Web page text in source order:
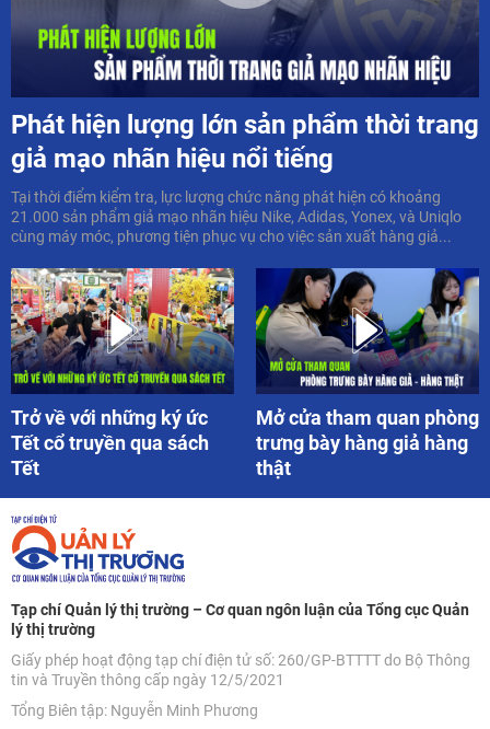
Phát hiện lượng lớn sản phẩm thời trang
giả mạo nhãn hiệu nổi tiếng
Tại thời điểm kiểm tra, lực lượng chức năng phát hiện có khoảng
21.000 sản phẩm giả mạo nhãn hiệu Nike, Adidas, Yonex, và Uniqlo
cùng máy móc, phương tiện phục vụ cho việc sản xuất hàng giả...
Trở về với những ký ức
Tết cổ truyền qua sách
Tết
Mở cửa tham quan phòng
trưng bày hàng giả hàng
thật
Tạp chí Quản lý thị trường – Cơ quan ngôn luận của Tổng cục Quản
lý thị trường
Giấy phép hoạt động tạp chí điện tử số: 260/GP-BTTTT do Bộ Thông
tin và Truyền thông cấp ngày 12/5/2021
Tổng Biên tập: Nguyễn Minh Phương